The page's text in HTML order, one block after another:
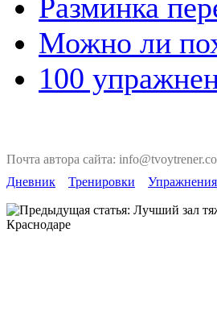
Разминка
Можно ли
100
Почта автора сайта:
Дневник
Тренировки Упражнения